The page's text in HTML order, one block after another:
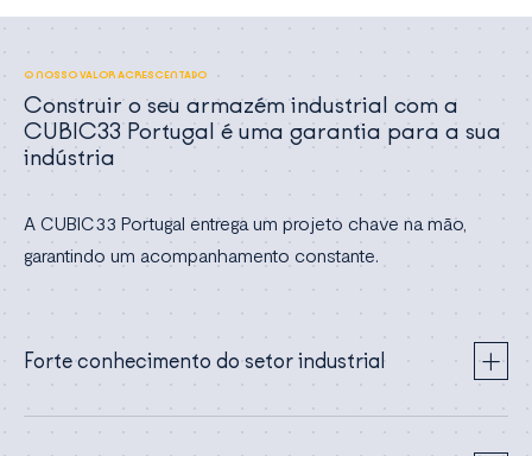
O NOSSO VALOR ACRESCENTADO
Construir o seu armazém industrial com a
CUBIC33 Portugal é uma garantia para a sua
indústria
A CUBIC33 Portugal entrega um projeto chave na mão,
garantindo um acompanhamento constante.
Forte conhecimento do setor industrial